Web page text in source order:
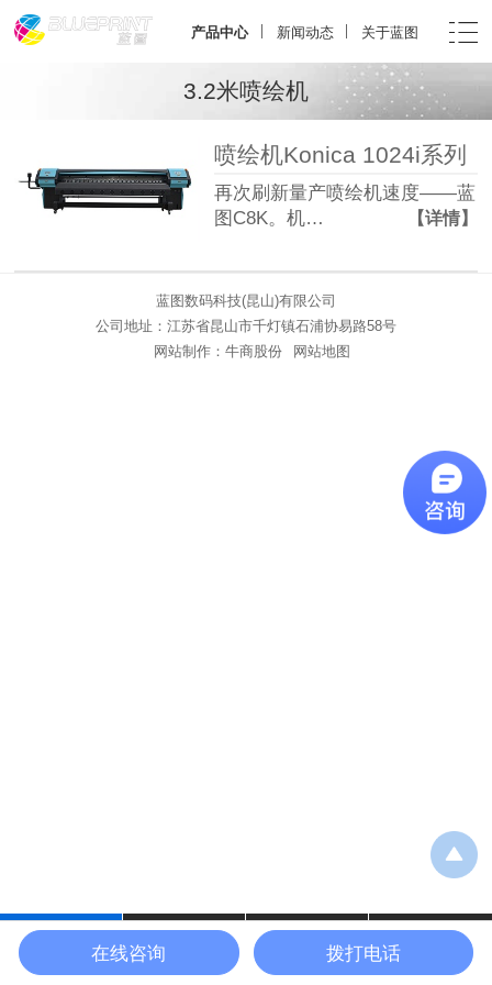
产品中心 新闻动态 关于蓝图
3.2米喷绘机
喷绘机Konica 1024i系列
再次刷新量产喷绘机速度——蓝
图C8K。机…
【详情】
蓝图数码科技(昆山)有限公司
公司地址：江苏省昆山市千灯镇石浦协易路58号
网站制作： 牛商股份 网站地图
设备中心 应用案例
在线咨询 拨打电话